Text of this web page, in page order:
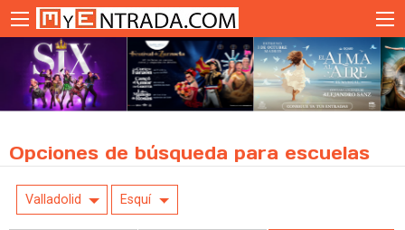
Opciones de búsqueda para escuelas
Valladolid Esquí